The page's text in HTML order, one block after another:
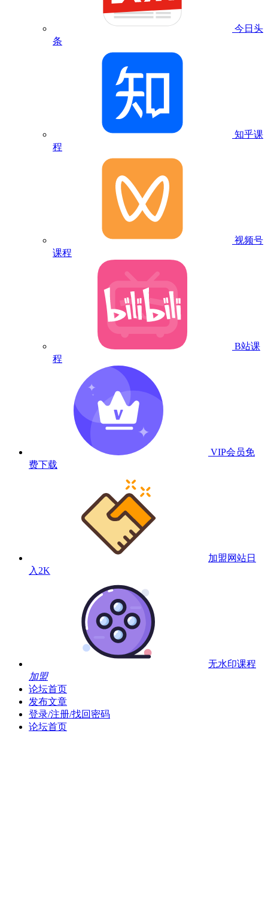
今日头
条
知乎课
程
视频号
课程
B站课
程
VIP会员免
费下载
加盟网站日
入2K
无水印课程
加盟
论坛首页
发布文章
登录/注册/找回密码
论坛首页